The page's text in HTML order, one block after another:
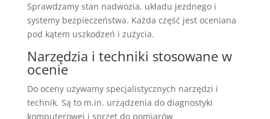
Sprawdzamy stan nadwozia, układu jezdnego i
systemy bezpieczeństwa. Każda część jest oceniana
pod kątem uszkodzeń i zużycia.
Narzędzia i techniki stosowane w
ocenie
Do oceny używamy specjalistycznych narzędzi i
technik. Są to m.in. urządzenia do diagnostyki
komputerowej i sprzęt do pomiarów